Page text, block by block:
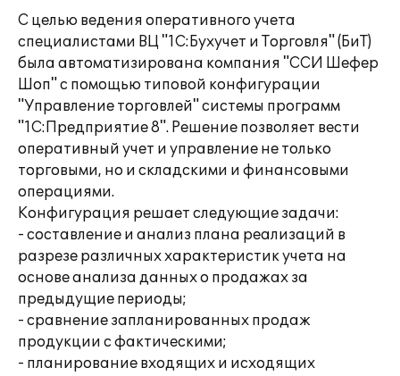
С целью ведения оперативного учета
специалистами ВЦ "1С:Бухучет и Торговля" (БиТ)
была автоматизирована компания "ССИ Шефер
Шоп" с помощью типовой конфигурации
"Управление торговлей" системы программ
"1С:Предприятие 8". Решение позволяет вести
оперативный учет и управление не только
торговыми, но и складскими и финансовыми
операциями.
Конфигурация решает следующие задачи:
- составление и анализ плана реализаций в
разрезе различных характеристик учета на
основе анализа данных о продажах за
предыдущие периоды;
- сравнение запланированных продаж
продукции с фактическими;
- планирование входящих и исходящих